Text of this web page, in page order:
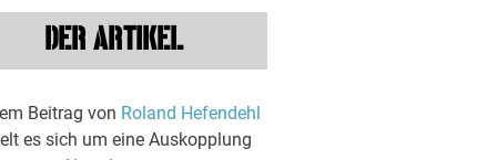
DER ARTIKEL
Beitrag von Roland Hefendehl
es sich um eine Auskopplung